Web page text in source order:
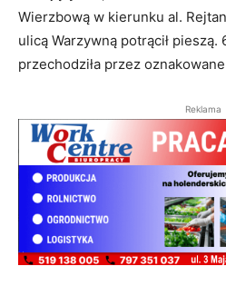
Wierzbową w kierunku al.
ulicą Warzywną potrącił
przechodziła przez
Reklama